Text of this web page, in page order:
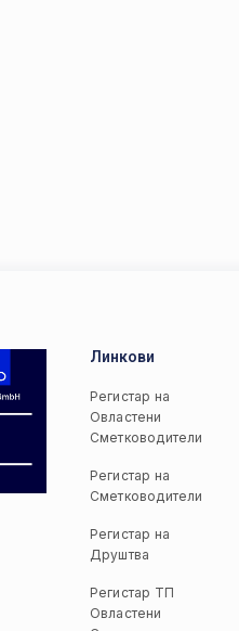
Линкови
Регистар на
Овластени
Сметководители
Регистар на
Сметководители
Регистар на
Друштва
Регистар ТП
Овластени